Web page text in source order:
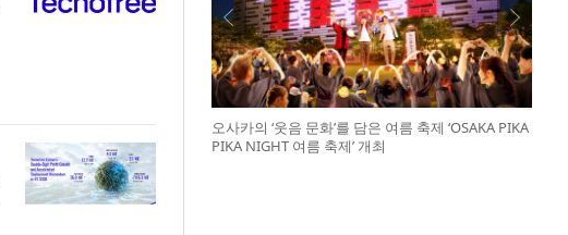
오사카의 ‘웃음 문화’를 담은 여름 축제 ‘OSAKA PIKA
PIKA NIGHT 여름 축제’ 개최